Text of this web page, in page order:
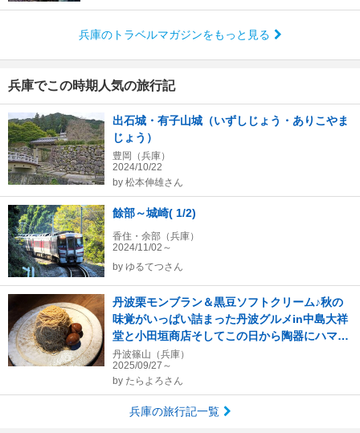
兵庫のトラベルマガジンをもっと見る
兵庫でこの時期人気の旅行記
出石城・有子山城（いずしじょう・ありこやま
じょう）
豊岡（兵庫）
2024/10/22
by 松本伸雄さん
餘部～城崎( 1/2)
香住・余部（兵庫）
2024/11/02～
by ゆるてつさん
丹波栗モンブラン＆黒豆ソフトクリーム♪秋の
味覚がいっぱい詰まった丹波グルメin中島大祥
堂と小田垣商店そしてこの日から陶器にハマっ
た♪
丹波篠山（兵庫）
2025/09/27～
by たらよろさん
兵庫の旅行記一覧